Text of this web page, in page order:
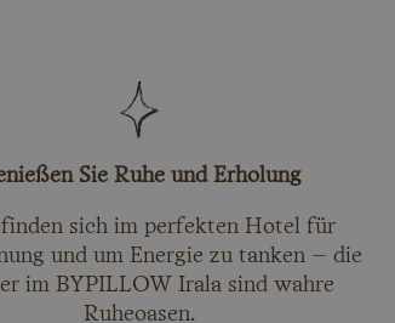
Sie Ruhe und Erholung
sich im perfekten Hotel für
und um Energie zu tanken – die
im BYPILLOW Irala sind wahre
Ruheoasen.